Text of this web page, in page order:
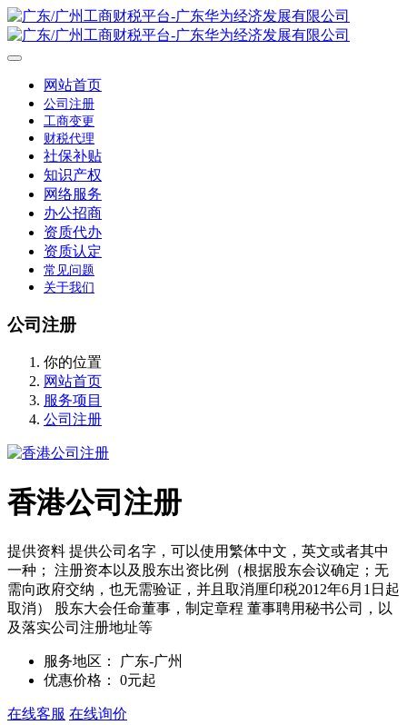
网站首页
公司注册
工商变更
财税代理
社保补贴
知识产权
网络服务
办公招商
资质代办
资质认定
常见问题
关于我们
公司注册
你的位置
网站首页
服务项目
公司注册
香港公司注册
提供资料 提供公司名字，可以使用繁体中文，英文或者其中
一种； 注册资本以及股东出资比例（根据股东会议确定；无
需向政府交纳，也无需验证，并且取消厘印税2012年6月1日起
取消） 股东大会任命董事，制定章程 董事聘用秘书公司，以
及落实公司注册地址等
服务地区：
广东-广州
优惠价格：
0元起
在线客服 在线询价